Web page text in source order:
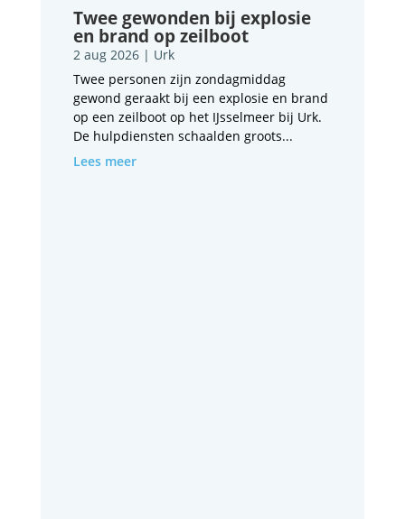
Twee gewonden bij explosie
en brand op zeilboot
2 aug 2026| Urk
Twee personen zijn zondagmiddag
gewond geraakt bij een explosie en brand
op een zeilboot op het IJsselmeer bij Urk.
De hulpdiensten schaalden groots...
Lees meer